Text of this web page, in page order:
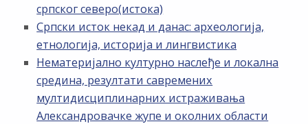
српског северо(истока)
Српски исток некад и данас: археологија,
етнологија, историја и лингвистика
Нематеријално културно наслеђе и локална
средина, резултати савремених
мултидисциплинарних истраживања
Александровачке жупе и околних области